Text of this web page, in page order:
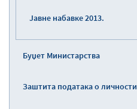
Јавне набавке 2013.
Буџет Министарства
Заштита података о личности